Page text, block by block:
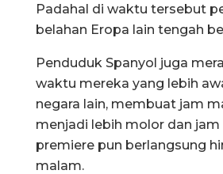
Padahal di waktu tersebut
belahan Eropa lain tengah
Penduduk Spanyol juga
waktu mereka yang lebih
negara lain, membuat jam
menjadi lebih molor dan jam
premiere pun berlangsung
malam.